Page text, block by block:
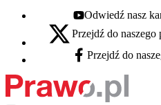
Youtube - otwiera się w
Odwiedź nasz
X - otwiera się w nowej karcie
Przejdź do
Facebook - otwiera się w
Przejdź do